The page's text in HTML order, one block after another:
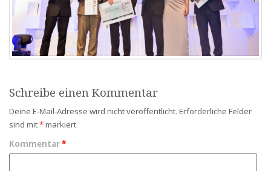
Schreibe einen Kommentar
Deine E-Mail-Adresse wird nicht veröffentlicht. Erforderliche Felder
sind mit*markiert
Kommentar*